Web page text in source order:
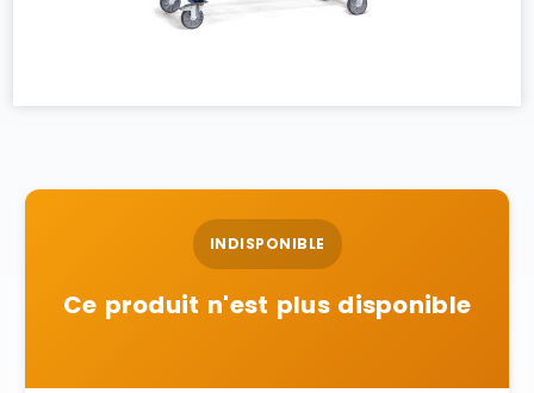
INDISPONIBLE
Ce produit n'est plus disponible